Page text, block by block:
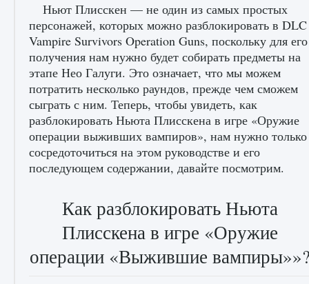
Ньют Плисскен — не один из самых простых
персонажей, которых можно разблокировать в DLC
Vampire Survivors Operation Guns, поскольку для его
получения нам нужно будет собирать предметы на
этапе Нео Галуги. Это означает, что мы можем
потратить несколько раундов, прежде чем сможем
сыграть с ним. Теперь, чтобы увидеть, как
разблокировать Ньюта Плисскена в игре «Оружие
операции выживших вампиров», нам нужно только
сосредоточиться на этом руководстве и его
последующем содержании, давайте посмотрим.
Как разблокировать Ньюта
Плисскена в игре «Оружие
операции «Выжившие